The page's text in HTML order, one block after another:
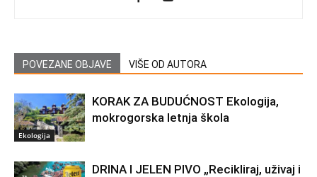
POVEZANE OBJAVE VIŠE OD AUTORA
Ekologija
KORAK ZA BUDUĆNOST Ekologija,
mokrogorska letnja škola
DRINA I JELEN PIVO „Recikliraj, uživaj i